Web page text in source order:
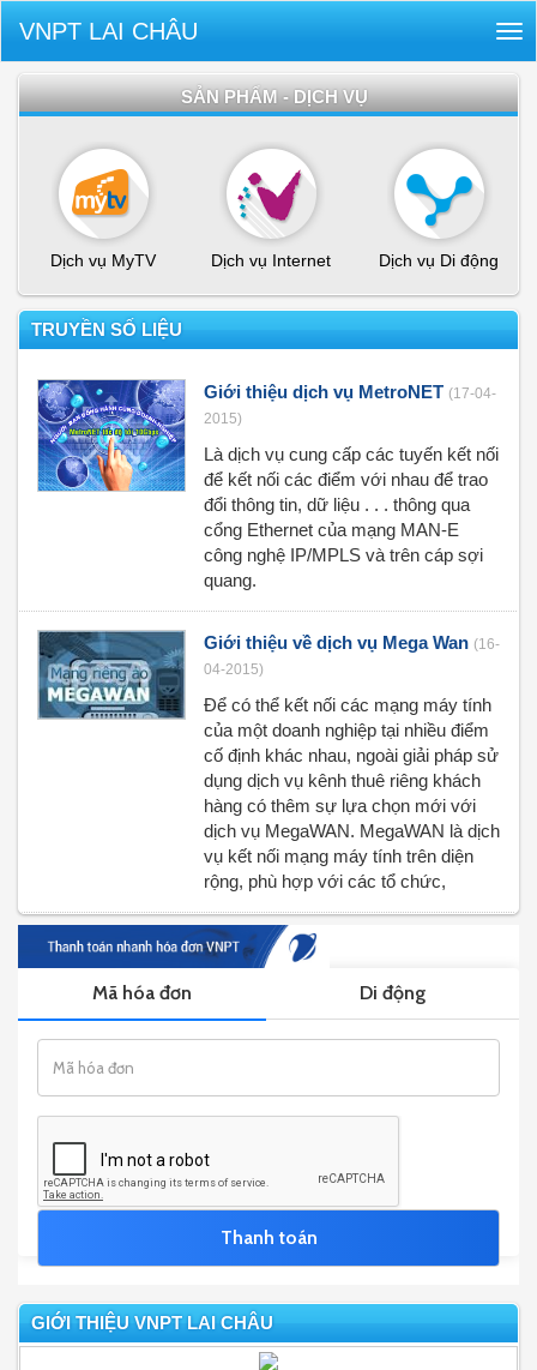
VNPT LAI CHÂU
SẢN PHẨM - DỊCH VỤ
Dịch vụ MyTV Dịch vụ Internet Dịch vụ Di động
TRUYỀN SỐ LIỆU
Giới thiệu dịch vụ MetroNET (17-04-
2015)
Là dịch vụ cung cấp các tuyến kết nối
để kết nối các điểm với nhau để trao
đổi thông tin, dữ liệu . . . thông qua
cổng Ethernet của mạng MAN-E
công nghệ IP/MPLS và trên cáp sợi
quang.
Giới thiệu về dịch vụ Mega Wan (16-
04-2015)
Để có thể kết nối các mạng máy tính
của một doanh nghiệp tại nhiều điểm
cố định khác nhau, ngoài giải pháp sử
dụng dịch vụ kênh thuê riêng khách
hàng có thêm sự lựa chọn mới với
dịch vụ MegaWAN. MegaWAN là dịch
vụ kết nối mạng máy tính trên diện
rộng, phù hợp với các tổ chức,
GIỚI THIỆU VNPT LAI CHÂU